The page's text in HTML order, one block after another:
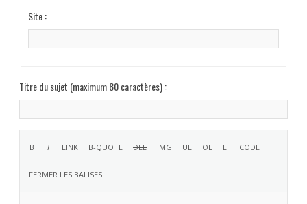
Site :
Titre du sujet (maximum 80 caractères) :